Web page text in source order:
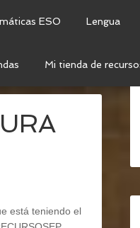
ESO Lengua
Mi tienda de
está teniendo el